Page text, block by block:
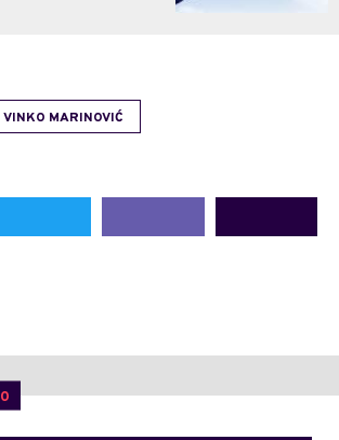
VINKO MARINOVIĆ
0